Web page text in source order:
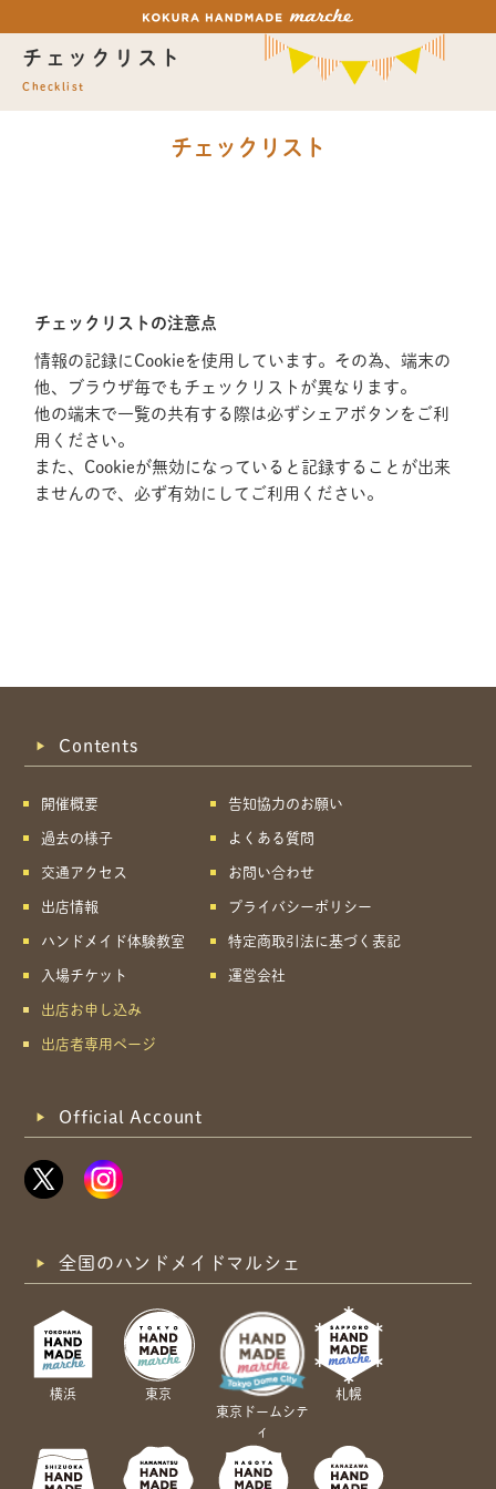
チェックリスト
Checklist
チェックリスト
チェックリストの注意点
情報の記録にCookieを使用しています。その為、端末の
他、ブラウザ毎でもチェックリストが異なります。
他の端末で一覧の共有する際は必ずシェアボタンをご利
用ください。
また、Cookieが無効になっていると記録することが出来
ませんので、必ず有効にしてご利用ください。
共有方法を選択
Contents
開催概要
過去の様子
交通アクセス
出店情報
ハンドメイド体験教室
入場チケット
出店お申し込み
出店者専用ページ
告知協力のお願い
よくある質問
お問い合わせ
プライバシーポリシー
特定商取引法に基づく表記
運営会社
Official Account
全国のハンドメイドマルシェ
横浜
東京
東京ドームシテ
ィ
札幌